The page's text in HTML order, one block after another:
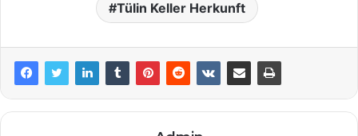
Tülin Keller Herkunft